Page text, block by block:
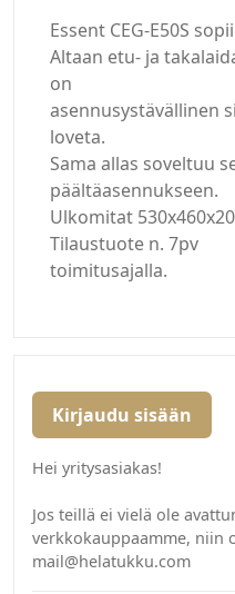
Essent CEG-E50S
Altaan etu- ja
on
asennusystävällinen
loveta.
Sama allas soveltuu
päältäasennukseen.
Ulkomitat
Tilaustuote n. 7pv
toimitusajalla.
Kirjaudu sisään
Hei yritysasiakas!
Jos teillä ei vielä ole
verkkokauppaamme, niin
mail@helatukku.com